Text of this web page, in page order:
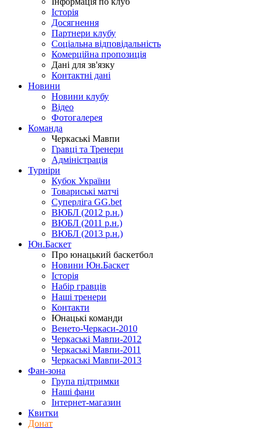
Історія
Досягнення
Партнери клубу
Соціальна відповідальність
Комерційна пропозиція
Дані для зв'язку
Контактні дані
Новини
Новини клубу
Відео
Фотогалерея
Команда
Черкаські Мавпи
Гравці та Тренери
Адміністрація
Турніри
Кубок України
Товариські матчі
Суперліга GG.bet
ВЮБЛ (2012 р.н.)
ВЮБЛ (2011 р.н.)
ВЮБЛ (2013 р.н.)
Юн.Баскет
Про юнацький баскетбол
Новини Юн.Баскет
Історія
Набір гравців
Наші тренери
Контакти
Юнацькі команди
Венето-Черкаси-2010
Черкаські Мавпи-2012
Черкаські Мавпи-2011
Черкаські Мавпи-2013
Фан-зона
Група підтримки
Наші фани
Інтернет-магазин
Квитки
Донат